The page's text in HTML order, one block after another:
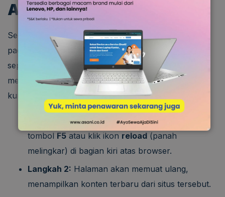
Aplikasi
Selain desktop, Anda juga bisa melakukan refresh
pada aplikasi atau browser tertentu. Pada browser
seperti Chrome atau Firefox, refresh dapat
memperbarui halaman web yang sedang Anda
kunjungi. Caranya:
Saat berada di halaman web, tekan
tombol F5 atau klik ikon reload (panah
melingkar) di bagian kiri atas browser.
Langkah 2: Halaman akan memuat ulang,
menampilkan konten terbaru dari situs tersebut.